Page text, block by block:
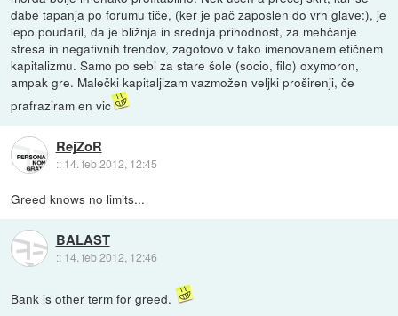
đabe tapanja po forumu tiče, (ker je pač zaposlen do vrh glave:), je
lepo poudaril, da je bližnja in srednja prihodnost, za mehčanje
stresa in negativnih trendov, zagotovo v tako imenovanem etičnem
kapitalizmu. Samo po sebi za stare šole (socio, filo) oxymoron,
ampak gre. Malečki kapitaljizam vazmožen veljki proširenji, če
prafraziram en vic
RejZoR
:: 14. feb 2012, 12:45
Greed knows no limits...
BALAST
:: 14. feb 2012, 12:46
Bank is other term for greed.